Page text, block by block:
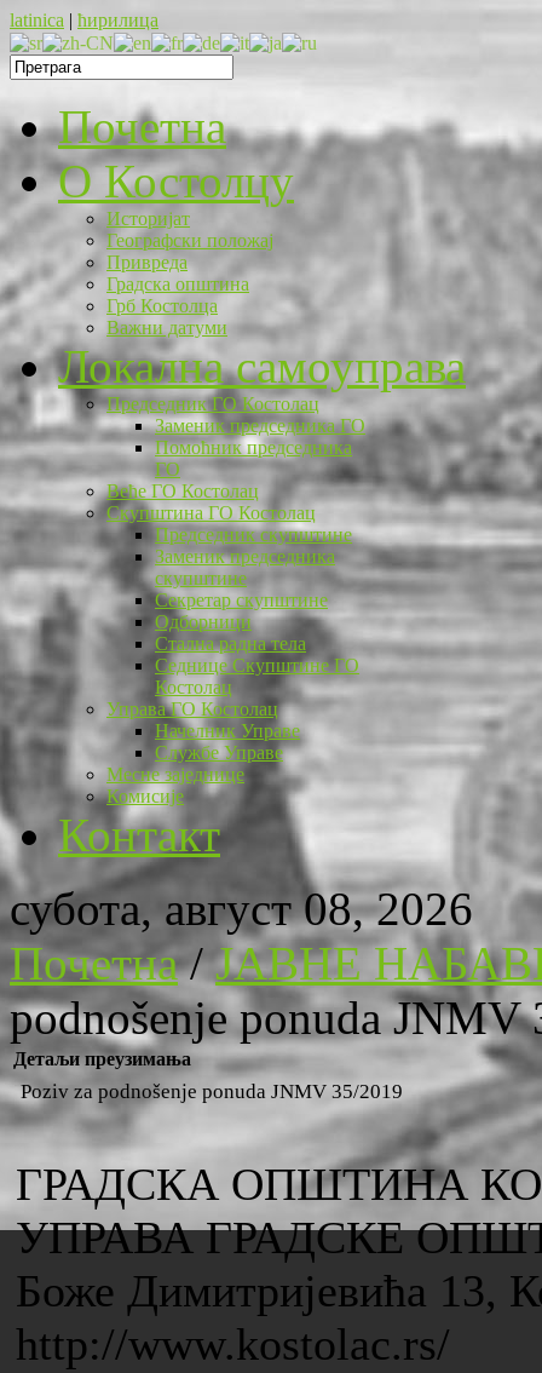
latinica | ћирилица
Почетна
O Костолцу
Историјат
Географски положај
Привреда
Градска општина
Грб Костолца
Важни датуми
Локална самоуправа
Председник ГО Костолац
Заменик председника ГО
Помоћник председника
ГО
Веће ГО Костолац
Скупштина ГО Костолац
Председник скупштине
Заменик председника
скупштине
Секретар скупштине
Одборници
Стална радна тела
Седнице Скупштине ГО
Костолац
Управа ГО Костолац
Начелник Управе
Службе Управе
Месне заједнице
Комисије
Контакт
субота, август 08, 2026
Почетна/ЈАВНЕ
podnošenje ponuda JNMV
Детаљи преузимања
Poziv za podnošenje ponuda JNMV 35/2019
ГРАДСКА ОПШТИНА
УПРАВА ГРАДСКЕ
Боже Димитријевића 13,
http://www.kostolac.rs/